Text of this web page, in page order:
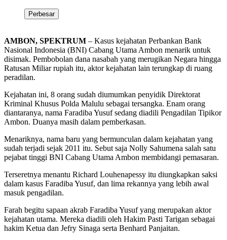
Perbesar
AMBON, SPEKTRUM – Kasus kejahatan Perbankan Bank
Nasional Indonesia (BNI) Cabang Utama Ambon menarik untuk
disimak. Pembobolan dana nasabah yang merugikan Negara hingga
Ratusan Miliar rupiah itu, aktor kejahatan lain terungkap di ruang
peradilan.
Kejahatan ini, 8 orang sudah diumumkan penyidik Direktorat
Kriminal Khusus Polda Malulu sebagai tersangka. Enam orang
diantaranya, nama Faradiba Yusuf sedang diadili Pengadilan Tipikor
Ambon. Duanya masih dalam pemberkasan.
Menariknya, nama baru yang bermunculan dalam kejahatan yang
sudah terjadi sejak 2011 itu. Sebut saja Nolly Sahumena salah satu
pejabat tinggi BNI Cabang Utama Ambon membidangi pemasaran.
Terseretnya menantu Richard Louhenapessy itu diungkapkan saksi
dalam kasus Faradiba Yusuf, dan lima rekannya yang lebih awal
masuk pengadilan.
Farah begitu sapaan akrab Faradiba Yusuf yang merupakan aktor
kejahatan utama. Mereka diadili oleh Hakim Pasti Tarigan sebagai
hakim Ketua dan Jefry Sinaga serta Benhard Panjaitan.